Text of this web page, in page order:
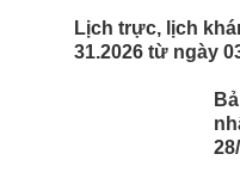
Lịch trực, lịch
31.2026 từ ngày